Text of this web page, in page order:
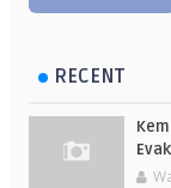
RECENT